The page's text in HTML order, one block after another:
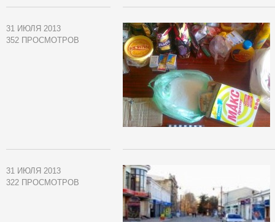
31 ИЮЛЯ 2013
352 ПРОСМОТРОВ
31 ИЮЛЯ 2013
322 ПРОСМОТРОВ